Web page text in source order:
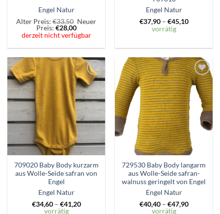
Engel Natur
Alter Preis: €33,50 Ursprünglicher
war:
€33,50
Neuer
Preis: €28,00Aktueller
Preis
ist:
€28,00.
derzeit nicht verfügbar
Engel Natur
€37,90– €45,10
vorrätig
Zum
Wunschzettel
hinzufügen
709020 Baby Body kurzarm
aus Wolle-Seide safran von
Engel
Engel Natur
€34,60– €41,20
vorrätig
Zum
Wunschzettel
hinzufügen
729530 Baby Body langarm
aus Wolle-Seide safran-
walnuss geringelt von Engel
Engel Natur
€40,40– €47,90
vorrätig